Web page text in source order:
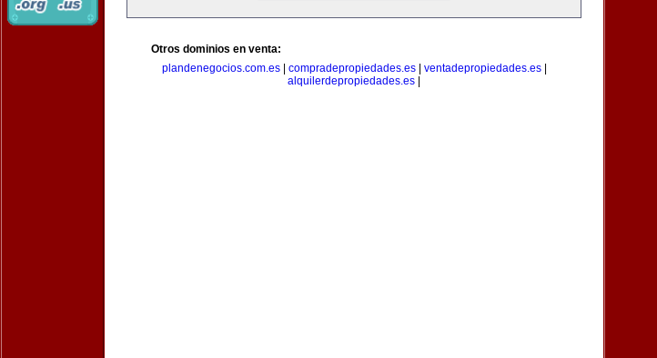
Otros dominios en venta:
plandenegocios.com.es| compradepropiedades.es| ventadepropiedades.es|
alquilerdepropiedades.es